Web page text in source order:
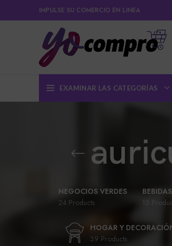
IMPULSE SU COMERCIO EN LINEA
EXAMINAR LAS CATEGORÍAS
NEGOCIOS VERDES
24 Products
BEBIDAS
15
HOGAR Y
39 Products